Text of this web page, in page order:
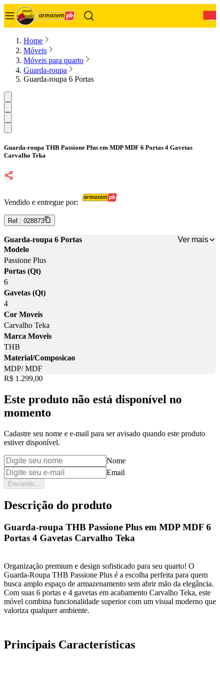
Home
Móveis
Móveis para quarto
Guarda-roupa
Guarda-roupa 6 Portas
Guarda-roupa THB Passione Plus em MDP MDF 6 Portas 4 Gavetas
Carvalho Teka
Vendido e entregue por:
Ref.: 028873
Guarda-roupa 6 Portas
Ver mais
Modelo
Passione Plus
Portas (Qt)
6
Gavetas (Qt)
4
Cor Moveis
Carvalho Teka
Marca Moveis
THB
Material/Composicao
MDP/ MDF
Price:
R$ 1.299,00
Este produto não está disponível no
momento
Cadastre seu nome e e-mail para ser avisado quando este produto
estiver disponível.
Nome
Email
Enviando...
Descrição do produto
Guarda-roupa THB Passione Plus em MDP MDF 6
Portas 4 Gavetas Carvalho Teka
Organização premium e design sofisticado para seu quarto! O
Guarda-Roupa THB Passione Plus é a escolha perfeita para quem
busca amplo espaço de armazenamento sem abrir mão da elegância.
Com suas 6 portas e 4 gavetas em acabamento Carvalho Teka, este
móvel combina funcionalidade superior com um visual moderno que
valoriza qualquer ambiente.
Principais Características